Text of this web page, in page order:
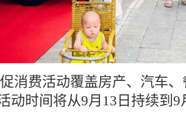
消费活动覆盖房产、汽车
动时间将从9月13日持续到